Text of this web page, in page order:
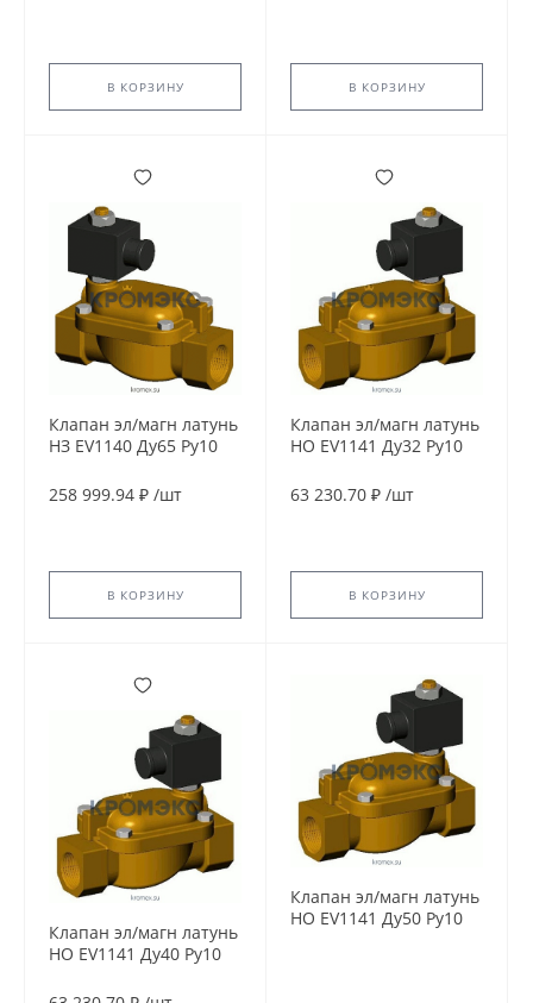
В КОРЗИНУ В КОРЗИНУ
Клапан эл/магн латунь
НЗ EV1140 Ду65 Ру10
Tecofi EV1140-0065-
258 999.94 ₽ /шт
В КОРЗИНУ
Клапан эл/магн латунь
НО EV1141 Ду32 Ру10
Tecofi EV1141-0032-
63 230.70 ₽ /шт
В КОРЗИНУ
Клапан эл/магн латунь
НО EV1141 Ду40 Ру10
Tecofi EV1141-0040-
Клапан эл/магн латунь
НО EV1141 Ду50 Ру10